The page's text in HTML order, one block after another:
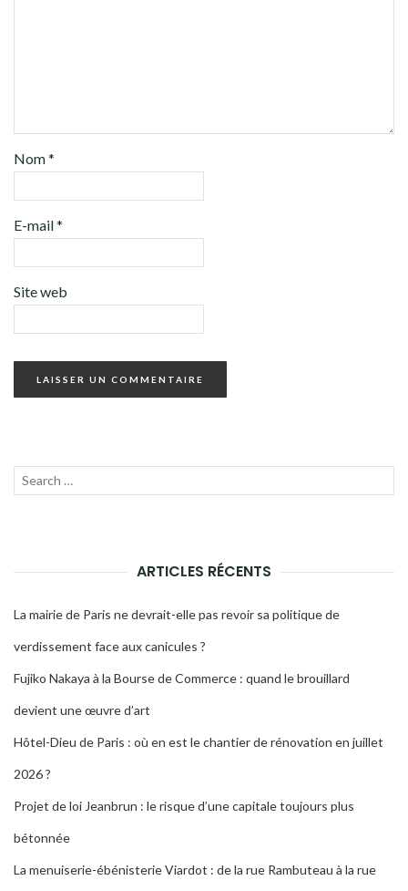
Nom*
E-mail*
Site web
Recherche
ARTICLES RÉCENTS
La mairie de Paris ne devrait-elle pas revoir sa politique de
verdissement face aux canicules ?
Fujiko Nakaya à la Bourse de Commerce : quand le brouillard
devient une œuvre d’art
Hôtel-Dieu de Paris : où en est le chantier de rénovation en juillet
2026 ?
Projet de loi Jeanbrun : le risque d’une capitale toujours plus
bétonnée
La menuiserie-ébénisterie Viardot : de la rue Rambuteau à la rue